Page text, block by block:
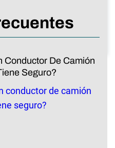
Conductor De Camión
Seguro?